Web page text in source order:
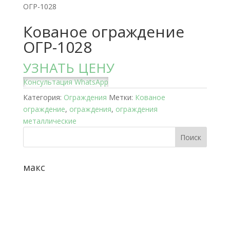
ОГР-1028
Кованое ограждение
ОГР-1028
УЗНАТЬ ЦЕНУ
Консультация WhatsApp
Категория: Ограждения Метки: Кованое
ограждение, ограждения, ограждения
металлические
макс